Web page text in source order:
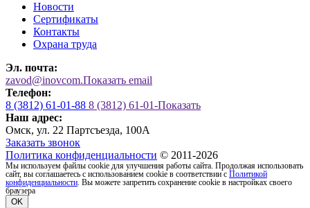
Новости
Сертификаты
Контакты
Охрана труда
Эл. почта:
zavod@inovcom.Показать email
Телефон:
8 (3812) 61-01-88 8 (3812) 61-01-Показать
Наш адрес:
Омск, ул. 22 Партсъезда, 100А
Заказать звонок
Политика конфиденциальности © 2011-2026
Мы используем файлы cookie для улучшения работы сайта. Продолжая использовать
сайт, вы соглашаетесь с использованием cookie в соответствии с Политикой
конфиденциальности. Вы можете запретить сохранение cookie в настройках своего
браузера
OK